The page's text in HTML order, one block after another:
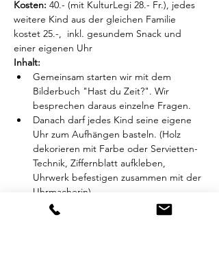
Kosten: 40.- (mit KulturLegi 28.- Fr.), jedes
weitere Kind aus der gleichen Familie
kostet 25.-,  inkl. gesundem Snack und
einer eigenen Uhr
Inhalt:
Gemeinsam starten wir mit dem
Bilderbuch "Hast du Zeit?". Wir
besprechen daraus einzelne Fragen.
Danach darf jedes Kind seine eigene
Uhr zum Aufhängen basteln. (Holz
dekorieren mit Farbe oder Servietten-
Technik, Ziffernblatt aufkleben,
Uhrwerk befestigen zusammen mit der
Uhrmacherin)
Mehr anzeigen